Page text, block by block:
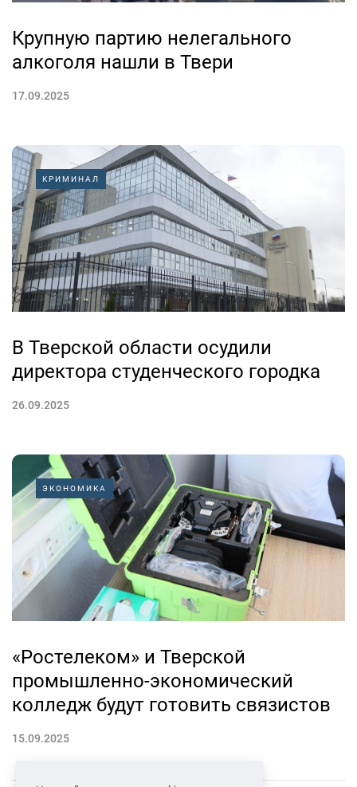
Крупную партию нелегального
алкоголя нашли в Твери
17.09.2025
КРИМИНАЛ
В Тверской области осудили
директора студенческого городка
26.09.2025
ЭКОНОМИКА
«Ростелеком» и Тверской
промышленно-экономический
колледж будут готовить связистов
15.09.2025